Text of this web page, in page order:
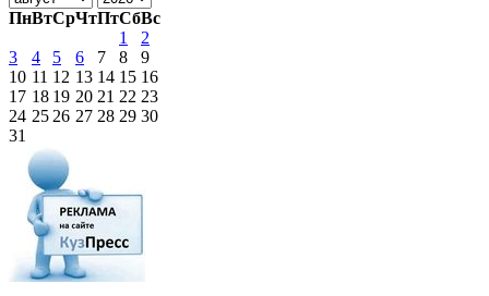
ПнВтСрЧтПтСбВс
1
2
3
4 5 6 7 8
9
10 11 12 13 14 15 16
17 18 19 20 21 22 23
24 25 26 27 28 29 30
31